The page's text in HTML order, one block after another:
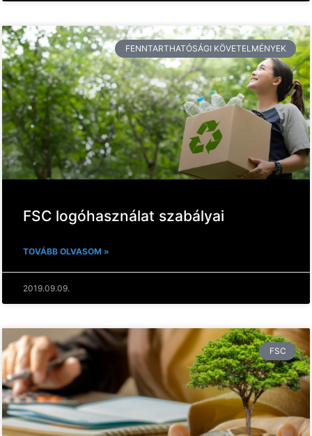
FENNTARTHATÓSÁGI KÖVETELMÉNYEK
FSC logóhasználat szabályai
TOVÁBB OLVASOM »
2019.09.09.
FSC